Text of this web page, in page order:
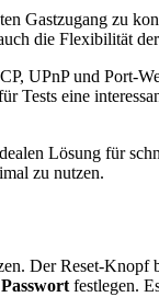
Gastzugang zu
die Flexibilität
UPnP und Port-
eine
Lösung für
zu nutzen.
Der Reset-
festlegen.